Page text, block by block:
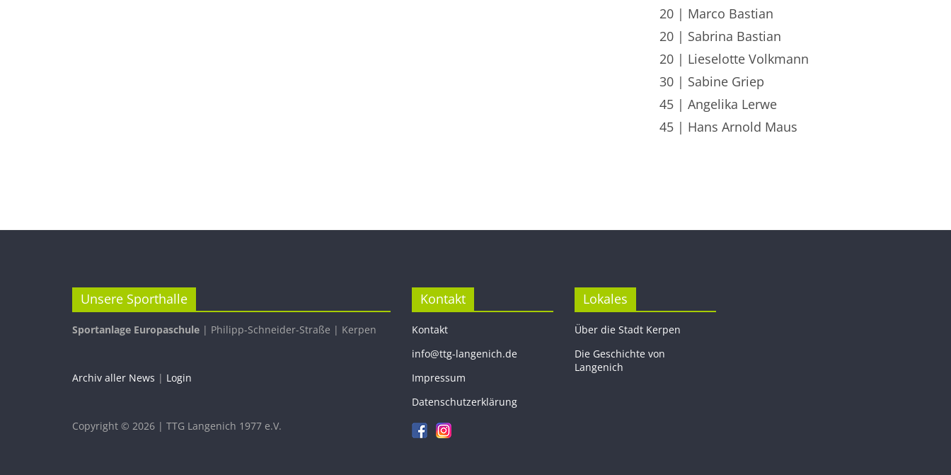
20 | Marco Bastian
20 | Sabrina Bastian
20 | Lieselotte Volkmann
30 | Sabine Griep
45 | Angelika Lerwe
45 | Hans Arnold Maus
Unsere Sporthalle
Sportanlage Europaschule | Philipp-Schneider-Straße | Kerpen
Archiv aller News | Login
Copyright © 2026 | TTG Langenich 1977 e.V.
Kontakt
Kontakt
info@ttg-langenich.de
Impressum
Datenschutzerklärung
Lokales
Über die Stadt Kerpen
Die Geschichte von
Langenich